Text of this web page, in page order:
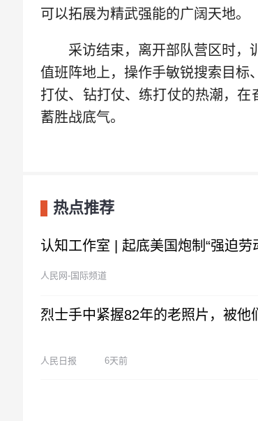
可以拓展为精武强能的广阔天地。
采访结束，离开部队营区时，
值班阵地上，操作手敏锐搜索目标
打仗、钻打仗、练打仗的热潮，在
蓄胜战底气。
热点推荐
认知工作室 | 起底美国炮制“强迫劳
人民网-国际频道
烈士手中紧握82年的老照片，被他
人民日报 6天前